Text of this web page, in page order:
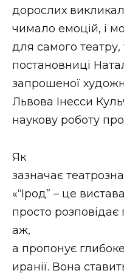
НОВИНИ
ФОТО
ВІДЕО
дорослих
чимало емоцій, і
для самого
постановниці
запрошеної
Львова Інесси
наукову роботу
Як
зазначає
«“Ірод” – це
просто
аж,
а пропонує
иранії. Вона